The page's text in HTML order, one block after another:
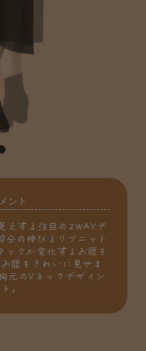
ント
えする注目の2WAYデ
分の伸びるリブニット
ックが変化するお腹を
腹をきれいに見せま
元のVネックデザイン
。